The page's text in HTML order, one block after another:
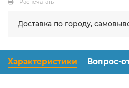
Распечатать
Доставка по городу,
Характеристики Вопрос-